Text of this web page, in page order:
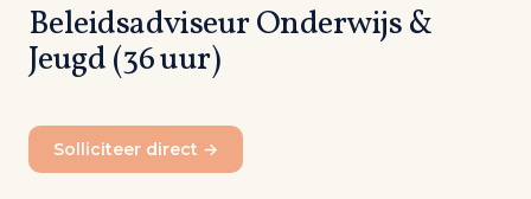
Beleidsadviseur Onderwijs &
Jeugd (36 uur)
Solliciteer direct →